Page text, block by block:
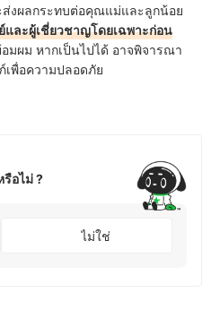
งผลกระทบต่อคุณแม่และลูกน้อย
และผู้เชี่ยวชาญโดยเฉพาะก่อน
มผม หากเป็นไปได้ อาจพิจารณา
เพื่อความปลอดภัย
รือไม่ ?
ไม่ใช่